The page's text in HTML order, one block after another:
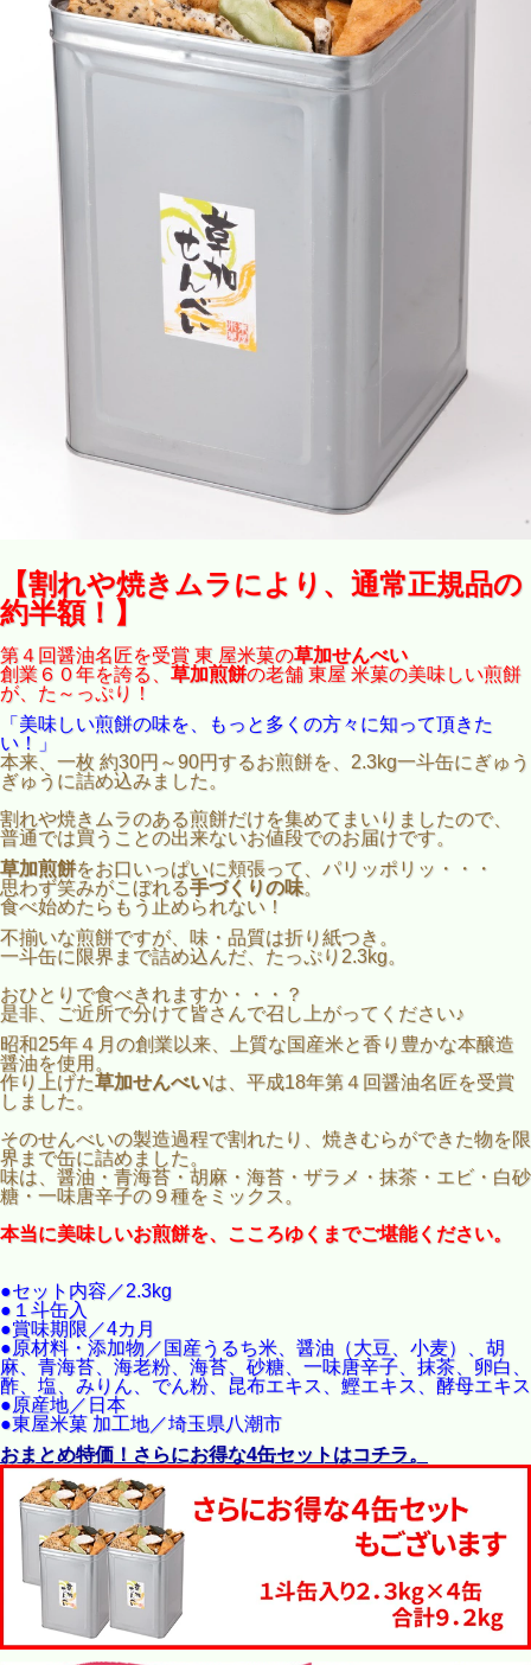
【割れや焼きムラにより、通常正規品の
約半額！】
第４回醤油名匠を受賞 東 屋米菓の草加せんべい
創業６０年を誇る、 草加煎餅の老舗 東屋 米菓の美味しい煎餅
が、た～っぷり！
「美味しい煎餅の味を、もっと多くの方々に知って頂きた
い！」
本来、一枚 約30円～90円するお煎餅を、2.3kg一斗缶にぎゅう
ぎゅうに詰め込みました。
割れや焼きムラのある煎餅だけを集めてまいりましたので、
普通では買うことの出来ないお値段でのお届けです。
草加煎餅をお口いっぱいに頬張って、パリッポリッ・・・
思わず笑みがこぼれる手づくりの味。
食べ始めたらもう止められない！
不揃いな煎餅ですが、味・品質は折り紙つき。
一斗缶に限界まで詰め込んだ、たっぷり2.3kg。
おひとりで食べきれますか・・・？
是非、ご近所で分けて皆さんで召し上がってください♪
昭和25年４月の創業以来、上質な国産米と香り豊かな本醸造
醤油を使用。
作り上げた草加せんべいは、平成18年第４回醤油名匠を受賞
しました。
そのせんべいの製造過程で割れたり、焼きむらができた物を限
界まで缶に詰めました。
味は、醤油・青海苔・胡麻・海苔・ザラメ・抹茶・エビ・白砂
糖・一味唐辛子の９種をミックス。
本当に美味しいお煎餅を、こころゆくまでご堪能ください。
●セット内容／2.3kg
●１斗缶入
●賞味期限／4カ月
●原材料・添加物／国産うるち米、醤油（大豆、小麦）、胡
麻、青海苔、海老粉、海苔、砂糖、一味唐辛子、抹茶、卵白、
酢、塩、みりん、でん粉、昆布エキス、鰹エキス、酵母エキス
●原産地／日本
●東屋米菓 加工地／埼玉県八潮市
おまとめ特価！さらにお得な4缶セットはコチラ。